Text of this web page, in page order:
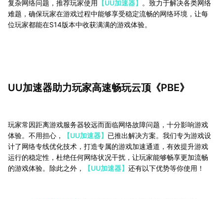
复杂网络问题，推荐玩家使用 【UU加速器】
。致力于解决各类网络
难题，确保玩家在游戏过程中能够享受稳定流畅的网络环境，让每
位玩家都能在S14版本中收获满满的游戏体验。
UU加速器助力玩家高速畅玩云顶《PBE》
玩家常因距离游戏服务器较远而面临网络故障问题，十分影响游戏
体验。不用担心，
【UU加速器】 已推出解决方案。我们专为游戏设
计了网络专线优化技术，打造专属的游戏加速通道，有效提升游戏
运行的稳定性，杜绝任何网络状况干扰，让玩家能够畅享更加流畅
的游戏体验。除此之外，
【UU加速器】 还有以下优势等你使用！